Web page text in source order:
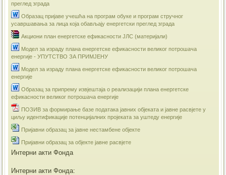
преглед зграда
Образац пријаве учешћа на програм обуке и програм стручног
усавршавања за лица која обављају енергетски преглед зграда
Акциони план енергетске ефикасности ЈЛС (материјали)
​Модел за израду плана енергетске ефикасности великог потрошача
енергије - УПУТСТВО ЗА ПРИМЈЕНУ
Модел за израду плана енергетске ефикасности великог потрошача
енергије
Образац за припрему извјештаја о реализацији плана енергетске
ефикасности великог потрошача енергије
ПОЗИВ за формирање базе података јавних објеката и јавне расвјете у
циљу идентификације потенцијалних пројеката за уштеду енергије
Пријавни образац за јавне нестамбене објекте
Пријавни образац за објекте јавне расвјете
Интерни акти Фонда
Интерни акти Фонда: